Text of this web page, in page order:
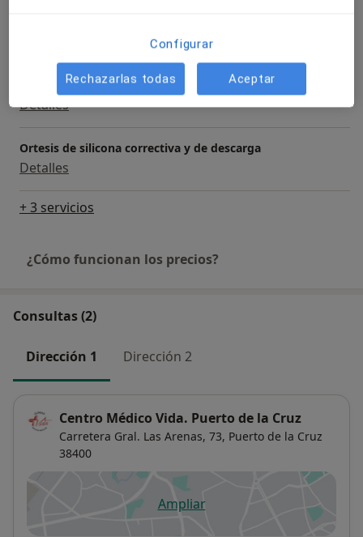
Estudios Biomecánicos
Detalles
Ortesis de silicona correctiva y de descarga
Detalles
+ 3 servicios
¿Cómo funcionan los precios?
Consultas (2)
Dirección 1 Dirección 2
Centro Médico Vida. Puerto de la Cruz
Carretera Gral. Las Arenas, 73, Puerto de la Cruz
38400
Ampliarse abre en una nueva
Configurar
Rechazarlas todas Aceptar